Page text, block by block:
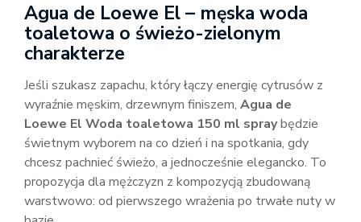
Agua de Loewe El – męska woda
toaletowa o świeżo-zielonym
charakterze
Jeśli szukasz zapachu, który łączy energię cytrusów z
wyraźnie męskim, drzewnym finiszem, Agua de
Loewe El Woda toaletowa 150 ml spraybędzie
świetnym wyborem na co dzień i na spotkania, gdy
chcesz pachnieć świeżo, a jednocześnie elegancko. To
propozycja dla mężczyzn z kompozycją zbudowaną
warstwowo: od pierwszego wrażenia po trwałe nuty w